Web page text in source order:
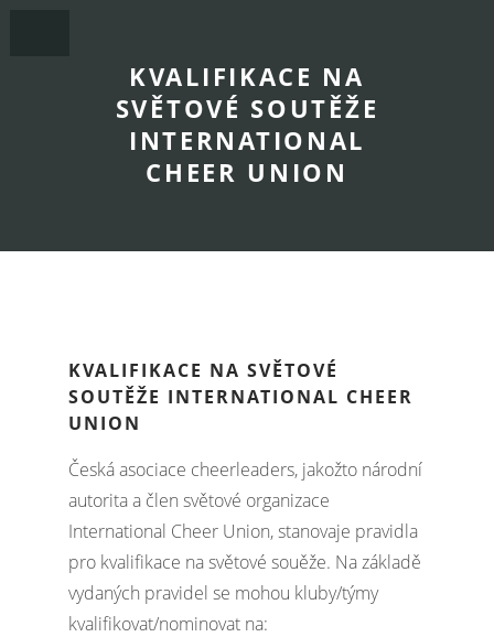
KVALIFIKACE NA
SVĚTOVÉ SOUTĚŽE
INTERNATIONAL
CHEER UNION
KVALIFIKACE NA SVĚTOVÉ
SOUTĚŽE INTERNATIONAL CHEER
UNION
Česká asociace cheerleaders, jakožto národní
autorita a člen světové organizace
International Cheer Union, stanovaje pravidla
pro kvalifikace na světové souěže. Na základě
vydaných pravidel se mohou kluby/týmy
kvalifikovat/nominovat na: